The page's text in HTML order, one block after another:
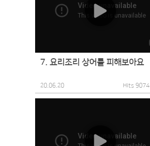
7. 요리조리 상어를 피해보아요
20.06.20 Hits 9074